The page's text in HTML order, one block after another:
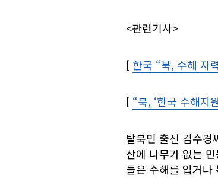
<관련기사>
[ 한국 “북, 수해 자
[ “북, ‘한국 수해지
탈북민 출신 김수경
산에 나무가 없는
들은 수해를 입거나